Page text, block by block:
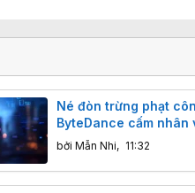
Né đòn trừng phạt
ByteDance cấm nhân
"chưng cất" mô hình AI
bởi Mẫn Nhi, 11:32